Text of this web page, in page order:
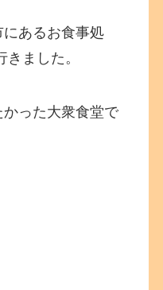
あるお食事処
きました。
った大衆食堂で